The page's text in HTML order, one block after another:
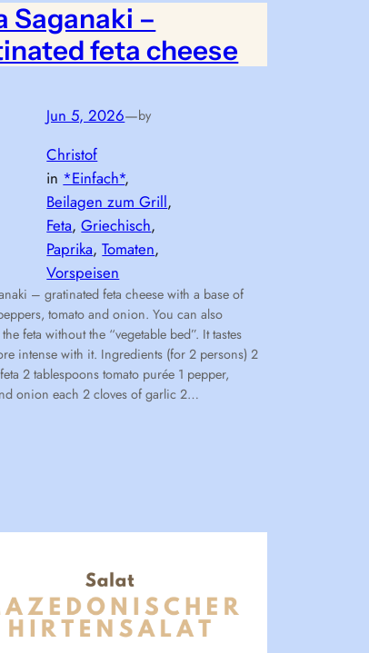
Saganaki –
feta cheese
Jun 5, 2026—by
Christof
in *Einfach*
Beilagen zum Grill
Feta, Griechisch
Paprika, Tomaten
Vorspeisen
– gratinated feta cheese with a base of
tomato and onion. You can also
feta without the “vegetable bed”. It tastes
intense with it. Ingredients (for 2 persons) 2
2 tablespoons tomato purée 1 pepper,
onion each 2 cloves of garlic 2…